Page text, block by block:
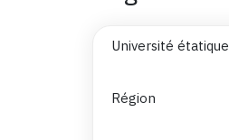
Université étatique
Région